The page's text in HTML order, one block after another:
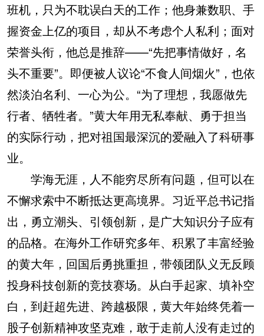
班机，只为不耽误白天的工作；他身兼数职、手
握资金上亿的项目，却从不考虑个人私利；面对
荣誉头衔，他总是推辞——“先把事情做好，名
头不重要”。即便被人议论“不食人间烟火”，也依
然淡泊名利、一心为公。“为了理想，我愿做先
行者、牺牲者。”黄大年用无私奉献、勇于担当
的实际行动，把对祖国最深沉的爱融入了科研事
业。
学海无涯，人不能穷尽所有问题，但可以在
不懈求索中不断抵达更高境界。习近平总书记指
出，勇立潮头、引领创新，是广大知识分子应有
的品格。在海外工作研究多年、积累了丰富经验
的黄大年，回国后勇挑重担，带领团队义无反顾
投身科技创新的竞技赛场。从白手起家、填补空
白，到赶超先进、跨越极限，黄大年始终凭着一
股子创新精神攻坚克难，敢于走前人没有走过的